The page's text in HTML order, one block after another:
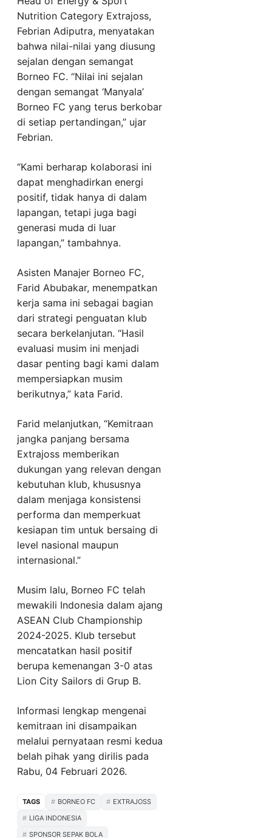
Nutrition Category Extrajoss,
Febrian Adiputra, menyatakan
bahwa nilai-nilai yang diusung
sejalan dengan semangat
Borneo FC. “Nilai ini sejalan
dengan semangat ‘Manyala’
Borneo FC yang terus berkobar
di setiap pertandingan,” ujar
Febrian.
“Kami berharap kolaborasi ini
dapat menghadirkan energi
positif, tidak hanya di dalam
lapangan, tetapi juga bagi
generasi muda di luar
lapangan,” tambahnya.
Asisten Manajer Borneo FC,
Farid Abubakar, menempatkan
kerja sama ini sebagai bagian
dari strategi penguatan klub
secara berkelanjutan. “Hasil
evaluasi musim ini menjadi
dasar penting bagi kami dalam
mempersiapkan musim
berikutnya,” kata Farid.
Farid melanjutkan, “Kemitraan
jangka panjang bersama
Extrajoss memberikan
dukungan yang relevan dengan
kebutuhan klub, khususnya
dalam menjaga konsistensi
performa dan memperkuat
kesiapan tim untuk bersaing di
level nasional maupun
internasional.”
Musim lalu, Borneo FC telah
mewakili Indonesia dalam ajang
ASEAN Club Championship
2024-2025. Klub tersebut
mencatatkan hasil positif
berupa kemenangan 3-0 atas
Lion City Sailors di Grup B.
Informasi lengkap mengenai
kemitraan ini disampaikan
melalui pernyataan resmi kedua
belah pihak yang dirilis pada
Rabu, 04 Februari 2026.
TAGS BORNEO FC
EXTRAJOSS
LIGA INDONESIA
SPONSOR SEPAK BOLA